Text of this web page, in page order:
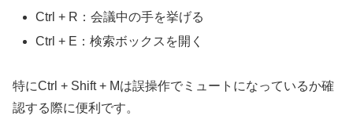
Ctrl + R：会議中の手を挙げる
Ctrl + E：検索ボックスを開く
特にCtrl + Shift + Mは誤操作でミュートになっているか確
認する際に便利です。